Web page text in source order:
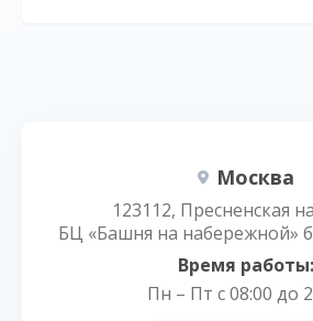
Москва
123112, Пресненская
БЦ «Башня на набережной»
Время работы:
Пн – Пт с 08:00 до